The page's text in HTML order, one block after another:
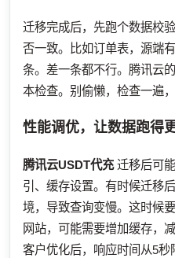
迁移完成后，先跑个数据校
否一致。比如订单表，源端
条。差一条都不行。腾讯云
本检查。别偷懒，检查一遍
性能调优，让数据跑得
腾讯云USDT代充迁移后可
引、缓存设置。有时候迁移
境，导致查询变慢。这时候
网站，可能需要增加缓存，
客户优化后，响应时间从5